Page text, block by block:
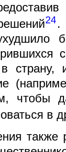
24.
в
чтобы
в
также